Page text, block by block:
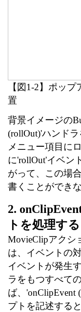
【図1-2】ポッ
置
背景イメージの
(rollOut)'ハンド
メニュー項目に
に'rollOut'イベン
がって、この場
書くことができ
2.
トを処理する
MovieClipアクシ
は、イベントの
イベントが発生
ラをもつすべて
ば、'onClipEvent
プトを記述する